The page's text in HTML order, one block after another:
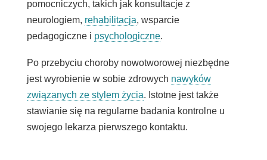
pomocniczych, takich jak konsultacje z
neurologiem, rehabilitacja, wsparcie
pedagogiczne i psychologiczne.
Po przebyciu choroby nowotworowej niezbędne
jest wyrobienie w sobie zdrowych nawyków
związanych ze stylem życia. Istotne jest także
stawianie się na regularne badania kontrolne u
swojego lekarza pierwszego kontaktu.